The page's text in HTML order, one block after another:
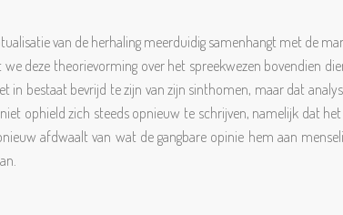
van de herhaling meerduidig samenhangt met de
deze theorievorming over het spreekwezen bovendien
in bestaat bevrijd te zijn van zijn sinthomen, maar dat
ophield zich steeds opnieuw te schrijven, namelijk dat
afdwaalt van wat de gangbare opinie hem aan